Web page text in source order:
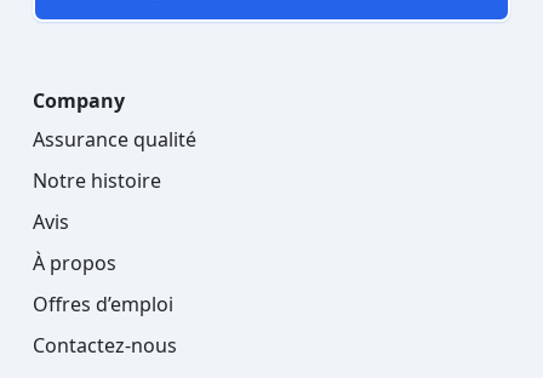
Company
Assurance qualité
Notre histoire
Avis
À propos
Offres d’emploi
Contactez-nous